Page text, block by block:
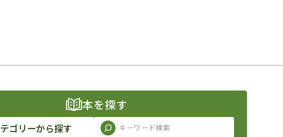
本を探す
ゴリーから探す